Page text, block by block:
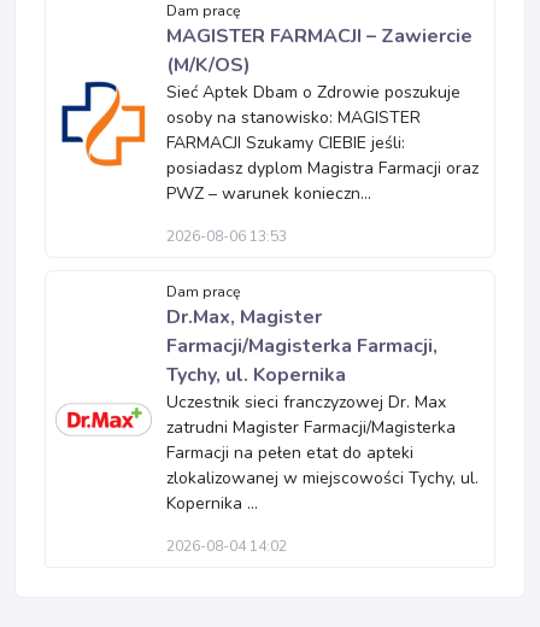
Dam pracę
MAGISTER FARMACJI – Zawiercie
(M/K/OS)
Sieć Aptek Dbam o Zdrowie poszukuje
osoby na stanowisko: MAGISTER
FARMACJI Szukamy CIEBIE jeśli:
posiadasz dyplom Magistra Farmacji oraz
PWZ – warunek konieczn...
2026-08-06 13:53
Dam pracę
Dr.Max, Magister
Farmacji/Magisterka Farmacji,
Tychy, ul. Kopernika
Uczestnik sieci franczyzowej Dr. Max
zatrudni Magister Farmacji/Magisterka
Farmacji na pełen etat do apteki
zlokalizowanej w miejscowości Tychy, ul.
Kopernika ...
2026-08-04 14:02